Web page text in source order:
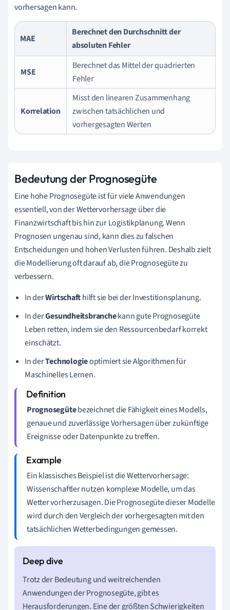
vorhersagen kann.
MAE
Berechnet den Durchschnitt der
absoluten Fehler
MSE
Berechnet das Mittel der quadrierten
Fehler
Korrelation
Misst den linearen Zusammenhang
zwischen tatsächlichen und
vorhergesagten Werten
Bedeutung der Prognosegüte
Eine hohe Prognosegüte ist für viele Anwendungen
essentiell, von der Wettervorhersage über die
Finanzwirtschaft bis hin zur Logistikplanung. Wenn
Prognosen ungenau sind, kann dies zu falschen
Entscheidungen und hohen Verlusten führen. Deshalb zielt
die Modellierung oft darauf ab, die Prognosegüte zu
verbessern.
In derWirtschafthilft sie bei der Investitionsplanung.
In derGesundheitsbranchekann gute Prognosegüte
Leben retten, indem sie den Ressourcenbedarf korrekt
einschätzt.
In derTechnologieoptimiert sie Algorithmen für
Maschinelles Lernen.
Prognosegütebezeichnet die Fähigkeit eines Modells,
genaue und zuverlässige Vorhersagen über zukünftige
Ereignisse oder Datenpunkte zu treffen.
Ein klassisches Beispiel ist die Wettervorhersage:
Wissenschaftler nutzen komplexe Modelle, um das
Wetter vorherzusagen. Die Prognosegüte dieser Modelle
wird durch den Vergleich der vorhergesagten mit den
tatsächlichen Wetterbedingungen gemessen.
Trotz der Bedeutung und weitreichenden
Anwendungen der Prognosegüte, gibt es
Herausforderungen. Eine der größten Schwierigkeiten